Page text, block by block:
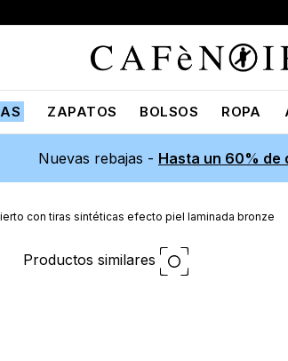
ZAPATOS BOLSOS ROPA
Nuevas rebajas - Hasta un 60% de
con tiras sintéticas efecto piel laminada bronze
Productos similares